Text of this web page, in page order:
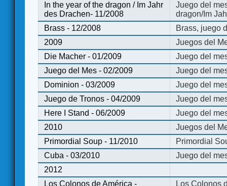
In the year of the dragon / Im Jahr
des Drachen- 11/2008
Juego del
dragon/Im
Brass - 12/2008
Brass, juego
2009
Juegos del
Die Macher - 01/2009
Juego del
Juego del Mes - 02/2009
Juego del
Dominion - 03/2009
Juego del
Juego de Tronos - 04/2009
Juego del
Here I Stand - 06/2009
Juego del
2010
Juegos del
Primordial Soup - 11/2010
Primordial
Cuba - 03/2010
Juego del
2012
Los Colonos de América -
Los Colonos